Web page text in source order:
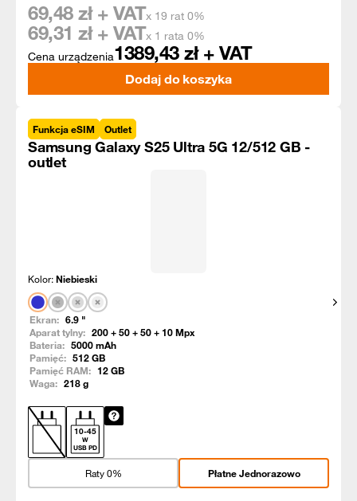
Cena urządzenia1389,43 zł + VAT
69,48 zł + VATx 19 rat 0%
69,31 zł + VATx 1 rata 0%
Dodaj do koszyka
Funkcja eSIM Outlet
Samsung Galaxy S25 Ultra 5G 12/512 GB -
outlet
Kolor:Niebieski
Ekran: 6.9 "
Aparat tylny: 200 + 50 + 50 + 10Mpx
Bateria: 5000mAh
Pamięć: 512GB
Pamięć RAM: 12GB
Waga: 218g
10-45
W
USB PD
Płatne Jednorazowo
Raty 0%